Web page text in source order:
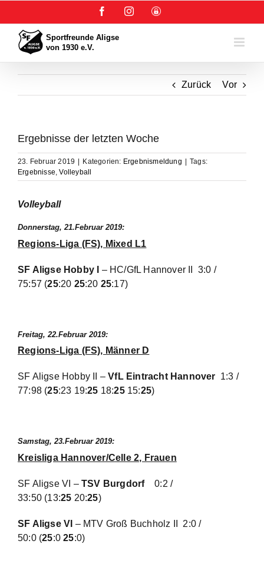
springen
FacebookInstagram
User-
Zurück Vor
Ergebnisse der letzten Woche
23. Februar 2019 Kategorien: Ergebnismeldung
Tags:
Ergebnisse,Volleyball
Volleyball
Donnerstag, 21.Februar 2019:
Regions-Liga (FS), Mixed L1
SF Aligse Hobby I – HC/GfL Hannover II3:0 /
75:57 (25:20 25:20 25:17)
Freitag, 22.Februar 2019:
Regions-Liga (FS), Männer D
SF Aligse Hobby II –VfL Eintracht Hannover 1:3 /
77:98 (25:23 19:25 18:2515:25)
Samstag, 23.Februar 2019:
Kreisliga Hannover/Celle 2, Frauen
SF Aligse VI – TSV Burgdorf
0:2 /
33:50 (13:25 20:25)
SF Aligse VI – MTV Groß Buchholz II 2:0 /
50:0(25:025:0)